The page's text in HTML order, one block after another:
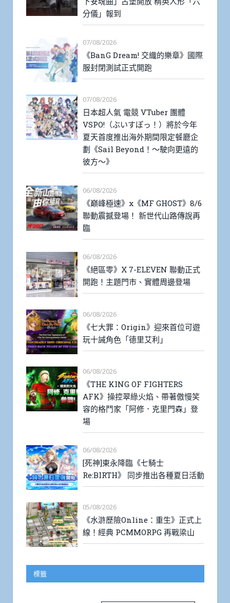
分儀」報到
07/08/2026
《BanG Dream! 交織的樂章》國際
服封閉測試正式開跑
07/08/2026
日本超人氣 電競 VTuber 團體
VSPO!（ぶいすぽっ！）將於今年
夏天首度推出海外期間限定餐廳企
劃《Sail Beyond！～駛向更遠的
彼方～》
06/08/2026
《巔峰極速》x《MF GHOST》8/6
聯動震撼登場！ 新世代山路傳說再
臨
06/08/2026
《絕區零》X 7-ELEVEN 聯動正式
開跑！主題門市、實體周邊登場
06/08/2026
《七大罪：Origin》迎來首位可遊
玩十誡角色「德里艾利」
06/08/2026
《THE KING OF FIGHTERS
AFK》操控翠綠火焰、帶著傲慢笑
容的格鬥家「阿修．克里門森」登
場
06/08/2026
[死神]東永降臨《七騎士
Re:BIRTH》 同步推出各種夏日活動
05/08/2026
《水滸歷險Online：重生》正式上
線！經典 PCMMORPG 再戰梁山
標籤